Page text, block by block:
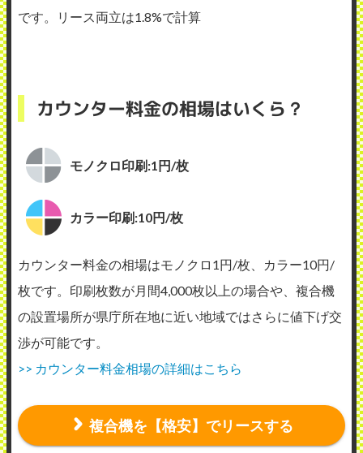
です。リース両立は1.8%で計算
カウンター料金の相場はいくら？
モノクロ印刷:1円/枚
カラー印刷:10円/枚
カウンター料金の相場はモノクロ1円/枚、カラー10円/
枚です。印刷枚数が月間4,000枚以上の場合や、複合機
の設置場所が県庁所在地に近い地域ではさらに値下げ交
渉が可能です。
>> カウンター料金相場の詳細はこちら
複合機を【格安】でリースする